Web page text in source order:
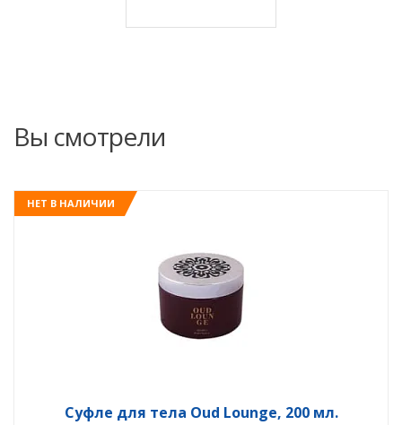
Вы смотрели
НЕТ В НАЛИЧИИ
Суфле для тела Oud Lounge, 200 мл.